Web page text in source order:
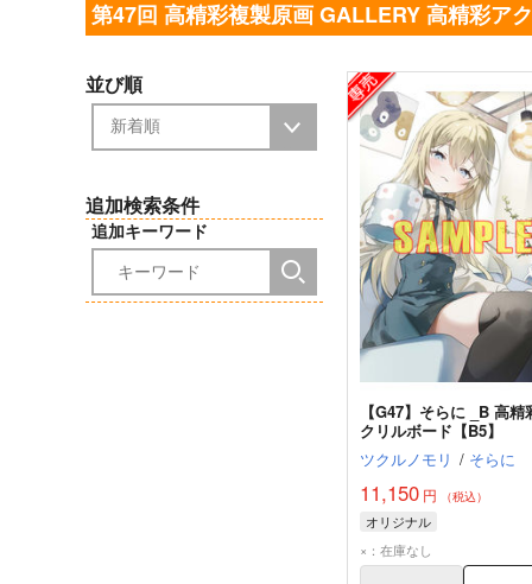
第47回 高精彩複製原画 GALLERY 高精彩ア
並び順
追加検索条件
追加キーワード
【G47】そらに _B 高精
クリルボード【B5】
ツクルノモリ / そらに
11,150 円 （税込）
オリジナル
×：在庫なし